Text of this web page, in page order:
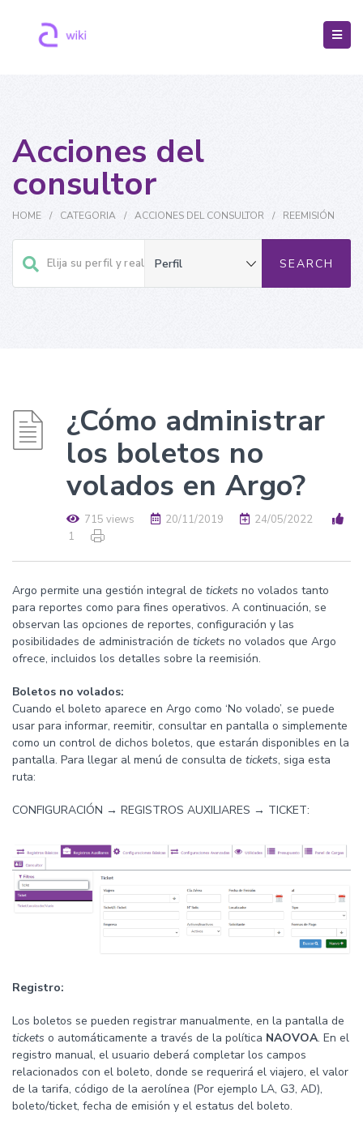
Acciones del
consultor
HOME / CATEGORIA / ACCIONES DEL CONSULTOR / REEMISIÓN
¿Cómo administrar
los boletos no
volados en Argo?
715 views 20/11/2019
24/05/2022
1
Argo permite una gestión integral de tickets no volados tanto
para reportes como para fines operativos. A continuación, se
observan las opciones de reportes, configuración y las
posibilidades de administración de tickets no volados que Argo
ofrece, incluidos los detalles sobre la reemisión.
Boletos no volados:
Cuando el boleto aparece en Argo como ‘No volado’, se puede
usar para informar, reemitir, consultar en pantalla o simplemente
como un control de dichos boletos, que estarán disponibles en la
pantalla. Para llegar al menú de consulta de tickets, siga esta
ruta:
CONFIGURACIÓN → REGISTROS AUXILIARES → TICKET:
Registro:
Los boletos se pueden registrar manualmente, en la pantalla de
tickets o automáticamente a través de la política NAOVOA. En el
registro manual, el usuario deberá completar los campos
relacionados con el boleto, donde se requerirá el viajero, el valor
de la tarifa, código de la aerolínea (Por ejemplo LA, G3, AD),
boleto/ticket, fecha de emisión y el estatus del boleto.